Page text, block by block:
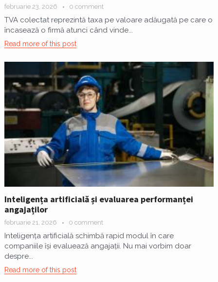
februarie 23, 2026 0 comment
TVA colectat reprezintă taxa pe valoare adăugată pe care o
încasează o firmă atunci când vinde...
Read more of this post
Inteligența artificială și evaluarea performanței
angajaților
februarie 21, 2026 0 comment
Inteligența artificială schimbă rapid modul în care
companiile își evaluează angajații. Nu mai vorbim doar
despre...
Read more of this post